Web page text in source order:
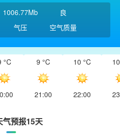
1006.77Mb
气压
良
空气质量
°C 9 °C
21:00
10 °C
22:00
气预报15天